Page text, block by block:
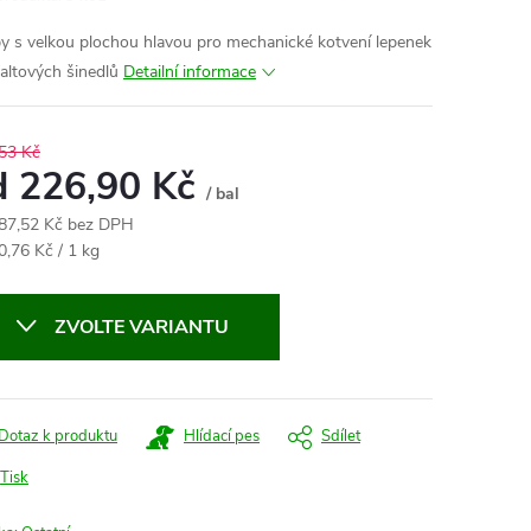
s velkou plochou hlavou pro mechanické kotvení lepenek
šinedlů Detailní informace
Kč
226,90 Kč / bal
Kč bez DPH
Kč / 1 kg
ZVOLTE VARIANTU
Tisk
Dotaz k produktu Hlídací pes Sdílet